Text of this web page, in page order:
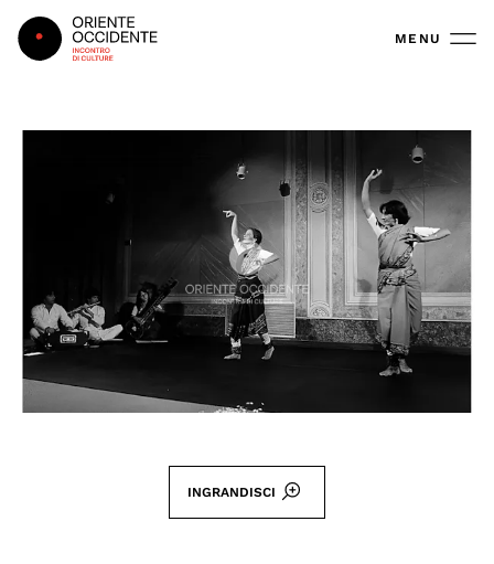
Oriente Occidente MENU
INGRANDISCI